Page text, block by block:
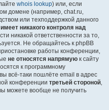
whois lookup) или, если
домене (например, chat.ru,
или техподдержкой данного
никакого контроля над
никакой ответственности за то,
Не обращайтесь к phpBB
работы конференции,
не относятся напрямую к сайту
к программному
всё-таки пошлёте email в адрес
конференции третьей стороной,
можете вообще не получить